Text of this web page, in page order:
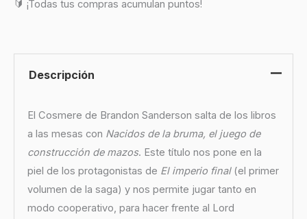
🔰 ¡Todas tus compras acumulan puntos!
Descripción
El Cosmere de Brandon Sanderson salta de los libros
a las mesas con Nacidos de la bruma, el juego de
construcción de mazos. Este título nos pone en la
piel de los protagonistas de El imperio final(el primer
volumen de la saga) y nos permite jugar tanto en
modo cooperativo, para hacer frente al Lord